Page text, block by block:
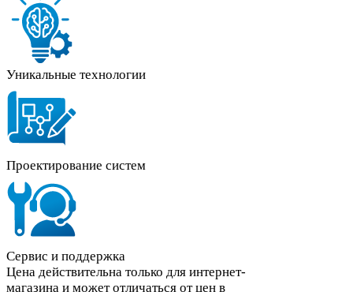
Уникальные технологии
Проектирование систем
Сервис и поддержка
Цена действительна только для интернет-
магазина и может отличаться от цен в